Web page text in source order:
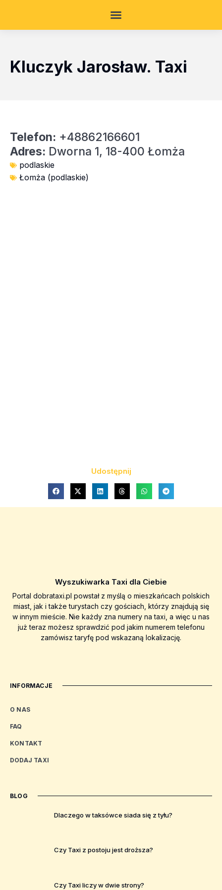
Kluczyk Jarosław. Taxi
Telefon: +48862166601
Adres: Dworna 1, 18-400 Łomża
podlaskie
Łomża (podlaskie)
Udostępnij
Wyszukiwarka Taxi dla Ciebie
Portal dobrataxi.pl powstał z myślą o mieszkańcach polskich
miast, jak i także turystach czy gościach, którzy znajdują się
w innym mieście. Nie każdy zna numery na taxi, a więc u nas
już teraz możesz sprawdzić pod jakim numerem telefonu
zamówisz taryfę pod wskazaną lokalizację.
INFORMACJE
O NAS
FAQ
KONTAKT
DODAJ TAXI
BLOG
Dlaczego w taksówce siada się z tyłu?
Czy Taxi z postoju jest droższa?
Czy Taxi liczy w dwie strony?